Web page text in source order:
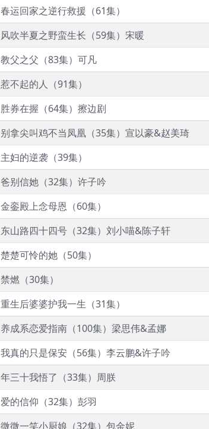
春运回家之逆行救援（61集）
风吹半夏之野蛮生长（59集）宋暖
教父之父（83集）可凡
惹不起的人（91集）
胜券在握（64集）擦边剧
别拿尖叫鸡不当凤凰（35集）宣以豪&赵美琦
主妇的逆袭（39集）
爸别信她（32集）许子吟
金銮殿上念母恩（60集）
东山路四十四号（32集）刘小喵&陈子轩
楚楚可怜的她（50集）
禁燃（30集）
重生后婆婆护我一生（31集）
养成系恋爱指南（100集）梁思伟&孟娜
我真的只是保安（56集）李云鹏&许子吟
年三十我悟了（33集）周朕
爱的信仰（32集）彭羽
微微一笑小厨娘（32集）包金妮